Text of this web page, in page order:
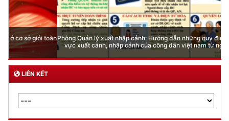
Phòng Quản lý xuất nhập cảnh: Hướng dẫn những quy định mới trong lĩnh
vực xuất cảnh, nhập cảnh của công dân việt nam từ ngày 01/7/2026
LIÊN KẾT